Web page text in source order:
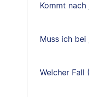
Kommt nach
Muss ich bei
Welcher Fall